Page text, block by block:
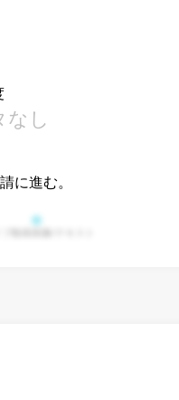
なし
に進む。